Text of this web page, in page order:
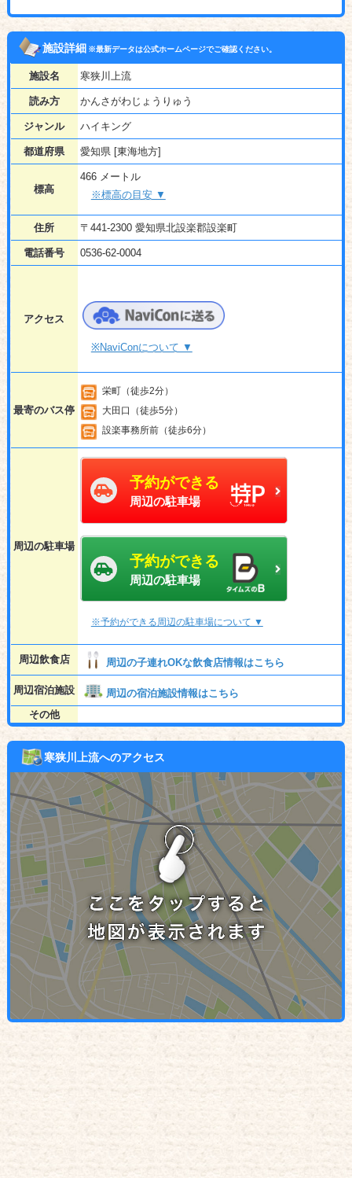
施設詳細※最新データは公式ホームページでご確認ください。
施設名 寒狭川上流
読み方 かんさがわじょうりゅう
ジャンル ハイキング
都道府県 愛知県 [東海地方]
標高
466 メートル
※標高の目安 ▼
住所 〒441-2300 愛知県北設楽郡設楽町
電話番号 0536-62-0004
アクセス
※NaviConについて ▼
最寄のバス停
栄町（徒歩2分）
大田口（徒歩5分）
設楽事務所前（徒歩6分）
周辺の駐車場
予約ができる
周辺の駐車場
予約ができる
周辺の駐車場
※予約ができる周辺の駐車場について ▼
周辺飲食店 周辺の子連れOKな飲食店情報はこちら
周辺宿泊施設
周辺の宿泊施設情報はこちら
その他
寒狭川上流へのアクセス